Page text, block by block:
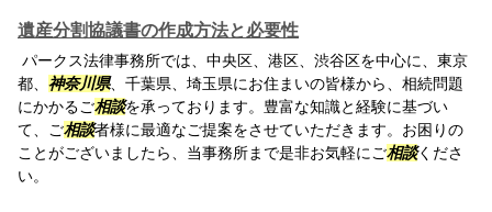
遺産分割協議書の作成方法と必要性
パークス法律事務所では、中央区、港区、渋谷区を中心に、東京
都、 神奈川県、千葉県、埼玉県にお住まいの皆様から、相続問題
にかかるご相談を承っております。豊富な知識と経験に基づい
て、ご相談者様に最適なご提案をさせていただきます。お困りの
ことがございましたら、当事務所まで是非お気軽にご相談くださ
い。